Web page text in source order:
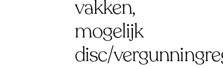
vakken,
mogelijk
disc/